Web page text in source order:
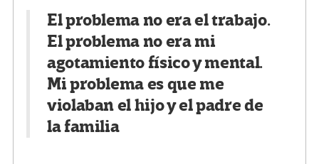
El problema no era el trabajo.
El problema no era mi
agotamiento físico y mental.
Mi problema es que me
violaban el hijo y el padre de
la familia